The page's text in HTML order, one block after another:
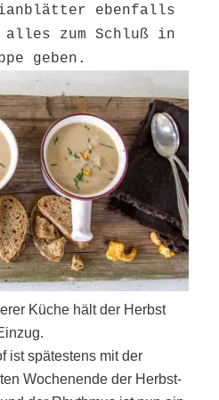
ebenfalls
alles zum Schluß in
geben.
Küche hält der Herbst
ist spätestens mit der
Wochenende der Herbst-